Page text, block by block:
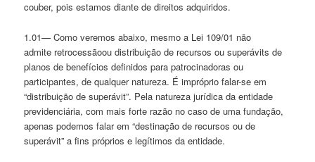
couber, pois estamos diante de direitos adquiridos.
1.01— Como veremos abaixo, mesmo a Lei 109/01 não
admite retrocessãoou distribuição de recursos ou superávits de
planos de benefícios definidos para patrocinadoras ou
participantes, de qualquer natureza. É impróprio falar-se em
“distribuição de superávit”. Pela natureza jurídica da entidade
previdenciária, com mais forte razão no caso de uma fundação,
apenas podemos falar em “destinação de recursos ou de
superávit” a fins próprios e legítimos da entidade.